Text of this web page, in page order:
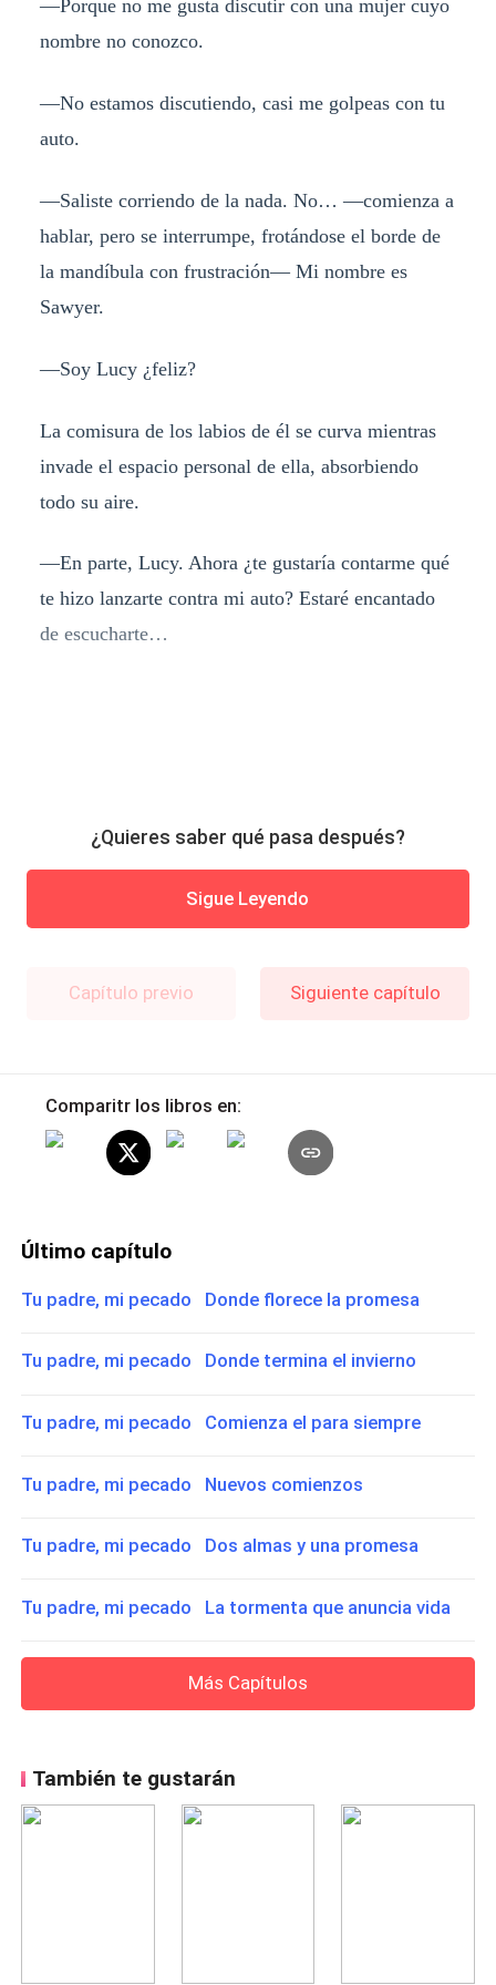
—Porque no me gusta discutir con una mujer cuyo
nombre no conozco.
—No estamos discutiendo, casi me golpeas con tu
auto.
—Saliste corriendo de la nada. No… —comienza a
hablar, pero se interrumpe, frotándose el borde de
la mandíbula con frustración— Mi nombre es
Sawyer.
—Soy Lucy ¿feliz?
La comisura de los labios de él se curva mientras
invade el espacio personal de ella, absorbiendo
todo su aire.
—En parte, Lucy. Ahora ¿te gustaría contarme qué
te hizo lanzarte contra mi auto? Estaré encantado
de escucharte…
¿Quieres saber qué pasa después?
Sigue Leyendo
Capítulo previo Siguiente capítulo
Comparitr los libros en:
Último capítulo
Tu padre, mi pecado Donde florece la promesa
Tu padre, mi pecado Donde termina el invierno
Tu padre, mi pecado Comienza el para siempre
Tu padre, mi pecado Nuevos comienzos
Tu padre, mi pecado Dos almas y una promesa
Tu padre, mi pecado La tormenta que anuncia vida
Más Capítulos
También te gustarán